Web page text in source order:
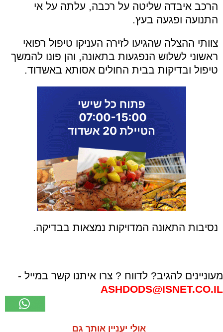
הרכב איבדה שליטה על רכבה, עלתה על אי
התנועה ופגעה בעץ.
צוותי ההצלה שהגיעו לזירה העניקו טיפול רפואי
ראשוני לשלוש הנפגעות בתאונה, והן פונו להמשך
טיפול ובדיקות בבית החולים אסותא באשדוד.
נסיבות התאונה המדויקות נמצאות בבדיקה.
מעוניינים להגיב? לדווח ? צרו איתנו קשר במייל -
ASHDODS@ISNET.CO.IL
אולי יעניין אותך גם